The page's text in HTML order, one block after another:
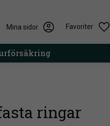
Mina sidor Favoriter
ringar